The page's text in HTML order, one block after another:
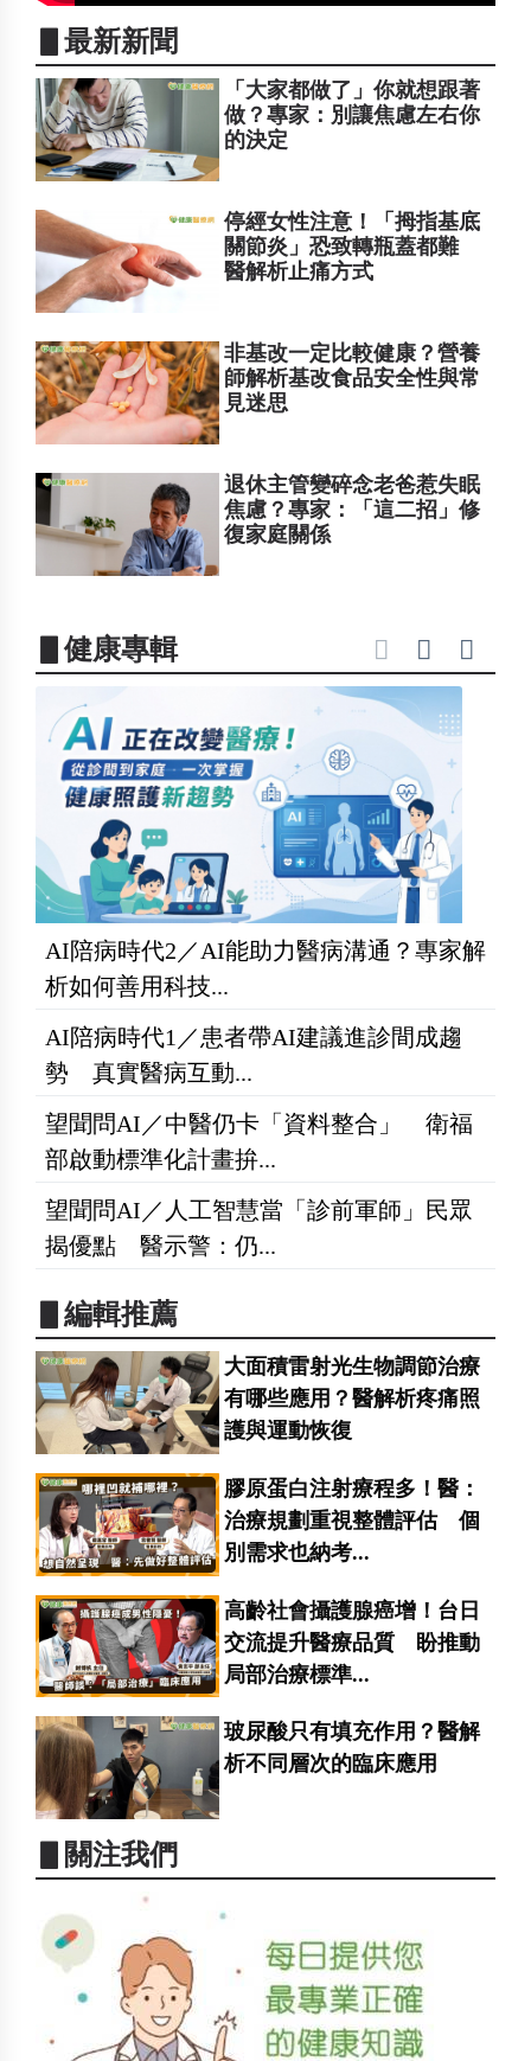
▋最新新聞
「大家都做了」你就想跟著
做？專家：別讓焦慮左右你
的決定
停經女性注意！「拇指基底
關節炎」恐致轉瓶蓋都難
醫解析止痛方式
非基改一定比較健康？營養
師解析基改食品安全性與常
見迷思
退休主管變碎念老爸惹失眠
焦慮？專家：「這二招」修
復家庭關係
▋健康專輯
AI陪病時代2／AI能助力醫病溝通？專家解
析如何善用科技...
AI陪病時代1／患者帶AI建議進診間成趨
勢 真實醫病互動...
望聞問AI／中醫仍卡「資料整合」 衛福
部啟動標準化計畫拚...
望聞問AI／人工智慧當「診前軍師」民眾
揭優點 醫示警：仍...
▋編輯推薦
大面積雷射光生物調節治療
有哪些應用？醫解析疼痛照
護與運動恢復
膠原蛋白注射療程多！醫：
治療規劃重視整體評估 個
別需求也納考...
高齡社會攝護腺癌增！台日
交流提升醫療品質 盼推動
局部治療標準...
玻尿酸只有填充作用？醫解
析不同層次的臨床應用
▋關注我們